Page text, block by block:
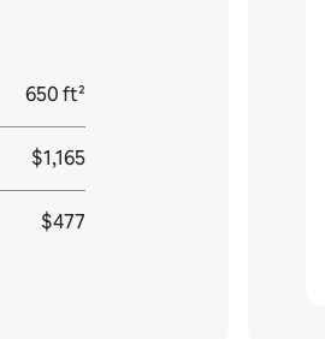
650 ft²
$1,165
$477